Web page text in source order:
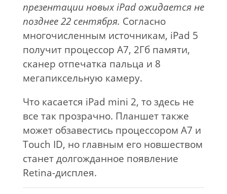
презентации новых iPad ожидается не
позднее 22 сентября. Согласно
многочисленным источникам, iPad 5
получит процессор A7, 2Гб памяти,
сканер отпечатка пальца и 8
мегапиксельную камеру.
Что касается iPad mini 2, то здесь не
все так прозрачно. Планшет также
может обзавестись процессором A7 и
Touch ID, но главным его новшеством
станет долгожданное появление
Retina-дисплея.